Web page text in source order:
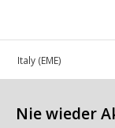
in Italy (EME)
Nie wieder